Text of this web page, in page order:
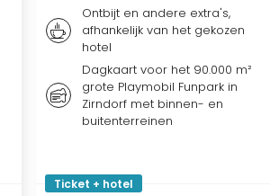
Ontbijt en andere extra's,
afhankelijk van het gekozen
hotel
Dagkaart voor het 90.000 m²
grote Playmobil Funpark in
Zirndorf met binnen- en
buitenterreinen
Ticket + hotel